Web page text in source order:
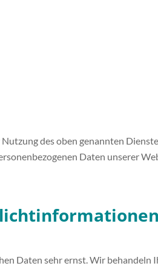
des oben genannten
Daten unserer
Daten sehr ernst. Wir